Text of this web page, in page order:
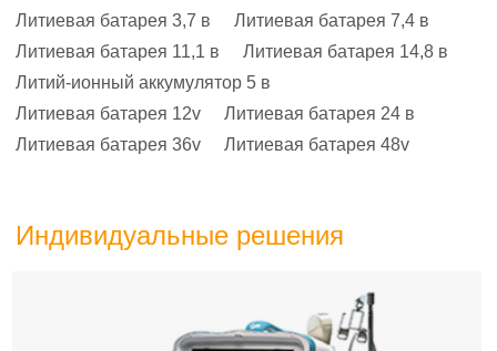
Литиевая батарея 3,7 в
Литиевая батарея 7,4 в
Литиевая батарея 11,1 в
Литиевая батарея 14,8 в
Литий-ионный аккумулятор 5 в
Литиевая батарея 12v
Литиевая батарея 24 в
Литиевая батарея 36v
Литиевая батарея 48v
Индивидуальные решения